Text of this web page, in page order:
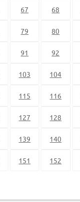
67 68
79 80
91 92
103 104
115 116
127 128
139 140
151 152